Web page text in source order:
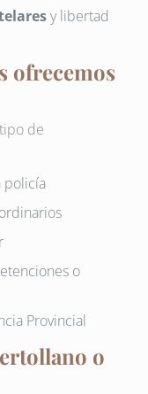
y libertad
ofrecemos
de
policía
o
Provincial
o